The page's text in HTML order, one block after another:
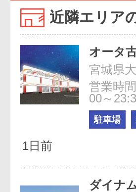
近隣エリア
オータ
宮城県
営業時
00～
駐車場
1日前
ダイナ